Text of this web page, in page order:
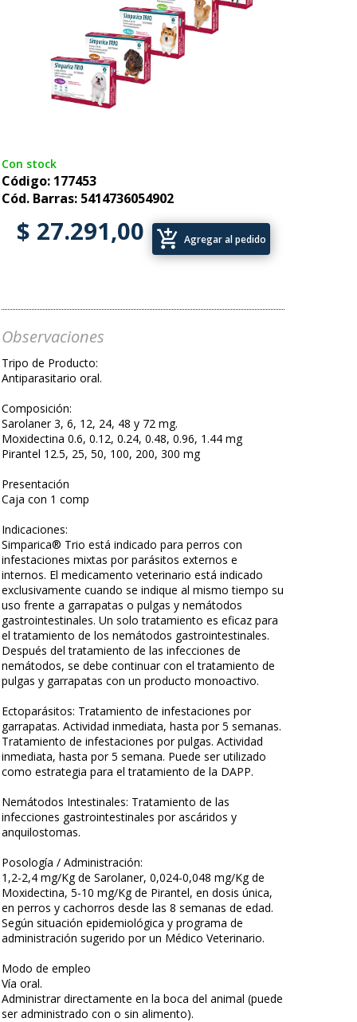
Con stock
Código: 177453
Cód. Barras: 5414736054902
$ 27.291,00 add_shopping_cart Agregar al pedido
Observaciones
Tripo de Producto:
Antiparasitario oral.
Composición:
Sarolaner 3, 6, 12, 24, 48 y 72 mg.
Moxidectina 0.6, 0.12, 0.24, 0.48, 0.96, 1.44 mg
Pirantel 12.5, 25, 50, 100, 200, 300 mg
Presentación
Caja con 1 comp
Indicaciones:
Simparica® Trio está indicado para perros con
infestaciones mixtas por parásitos externos e
internos. El medicamento veterinario está indicado
exclusivamente cuando se indique al mismo tiempo su
uso frente a garrapatas o pulgas y nemátodos
gastrointestinales. Un solo tratamiento es eficaz para
el tratamiento de los nemátodos gastrointestinales.
Después del tratamiento de las infecciones de
nemátodos, se debe continuar con el tratamiento de
pulgas y garrapatas con un producto monoactivo.
Ectoparásitos: Tratamiento de infestaciones por
garrapatas. Actividad inmediata, hasta por 5 semanas.
Tratamiento de infestaciones por pulgas. Actividad
inmediata, hasta por 5 semana. Puede ser utilizado
como estrategia para el tratamiento de la DAPP.
Nemátodos Intestinales: Tratamiento de las
infecciones gastrointestinales por ascáridos y
anquilostomas.
Posología / Administración:
1,2-2,4 mg/Kg de Sarolaner, 0,024-0,048 mg/Kg de
Moxidectina, 5-10 mg/Kg de Pirantel, en dosis única,
en perros y cachorros desde las 8 semanas de edad.
Según situación epidemiológica y programa de
administración sugerido por un Médico Veterinario.
Modo de empleo
Vía oral.
Administrar directamente en la boca del animal (puede
ser administrado con o sin alimento).